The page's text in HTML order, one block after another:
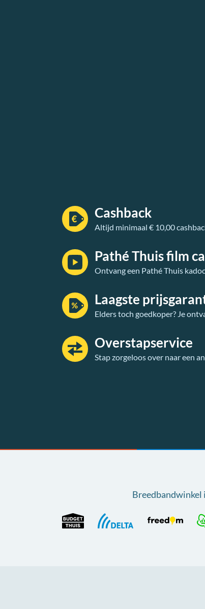
Cashback
Altijd minimaal € 10,00
Pathé Thuis film
Ontvang een Pathé Thuis
Laagste
Elders toch goedkoper? Je
Overstapservice
Stap zorgeloos over naar een
Breedbandwinkel